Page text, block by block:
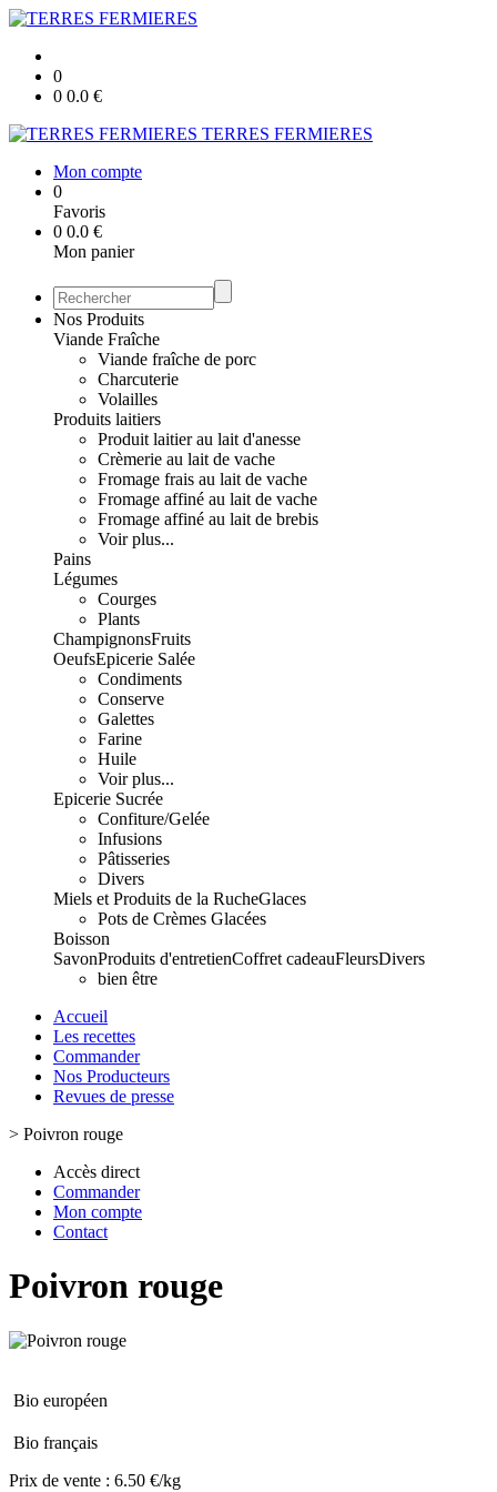
0
0 0.0 €
TERRES FERMIERES
Mon compte
0
Favoris
0 0.0 €
Mon panier
Nos Produits
Viande Fraîche
Viande fraîche de porc
Charcuterie
Volailles
Produits laitiers
Produit laitier au lait d'anesse
Crèmerie au lait de vache
Fromage frais au lait de vache
Fromage affiné au lait de vache
Fromage affiné au lait de brebis
Voir plus...
Pains
Légumes
Courges
Plants
ChampignonsFruits
OeufsEpicerie Salée
Condiments
Conserve
Galettes
Farine
Huile
Voir plus...
Epicerie Sucrée
Confiture/Gelée
Infusions
Pâtisseries
Divers
Miels et Produits de la RucheGlaces
Pots de Crèmes Glacées
Boisson
SavonProduits d'entretienCoffret cadeauFleursDivers
bien être
Accueil
Les recettes
Commander
Nos Producteurs
Revues de presse
> Poivron rouge
Accès direct
Commander
Mon compte
Contact
Poivron rouge
Bio européen
Bio français
Prix de vente : 6.50 €/kg